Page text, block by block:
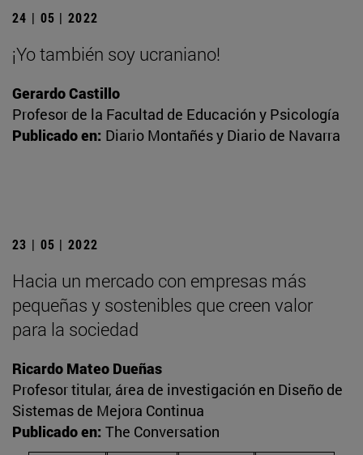
24 | 05 | 2022
¡Yo también soy ucraniano!
Gerardo Castillo
Profesor de la Facultad de Educación y Psicología
Publicado en: Diario Montañés y Diario de Navarra
23 | 05 | 2022
Hacia un mercado con empresas más
pequeñas y sostenibles que creen valor
para la sociedad
Ricardo Mateo Dueñas
Profesor titular, área de investigación en Diseño de
Sistemas de Mejora Continua
Publicado en: The Conversation